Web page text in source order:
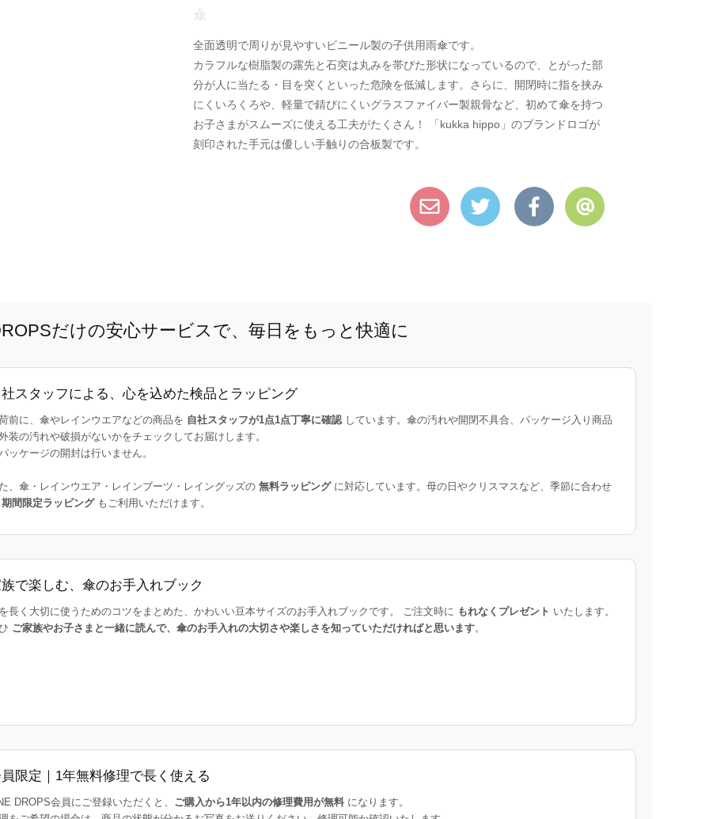
傘
全面透明で周りが見やすいビニール製の子供用雨傘です。
カラフルな樹脂製の露先と石突は丸みを帯びた形状になっているので、とがった部
分が人に当たる・目を突くといった危険を低減します。さらに、開閉時に指を挟み
にくいろくろや、軽量で錆びにくいグラスファイバー製親骨など、初めて傘を持つ
お子さまがスムーズに使える工夫がたくさん！ 「kukka hippo」のブランドロゴが
刻印された手元は優しい手触りの合板製です。
だけの安心サービスで、毎日をもっと快適に
スタッフによる、心を込めた検品とラッピング
前に、傘やレインウエアなどの商品を 自社スタッフが1点1点丁寧に確認しています。傘の汚れや開閉不具合、パッケージ入り商品
装の汚れや破損がないかをチェックしてお届けします。
ッケージの開封は行いません。
、傘・レインウエア・レインブーツ・レイングッズの 無料ラッピングに対応しています。母の日やクリスマスなど、季節に合わせ
期間限定ラッピングもご利用いただけます。
で楽しむ、傘のお手入れブック
長く大切に使うためのコツをまとめた、かわいい豆本サイズのお手入れブックです。 ご注文時に もれなくプレゼント いたします。
ご家族やお子さまと一緒に読んで、傘のお手入れの大切さや楽しさを知っていただければと思います。
限定｜1年無料修理で長く使える
DROPS会員にご登録いただくと、 ご購入から1年以内の修理費用が無料になります。